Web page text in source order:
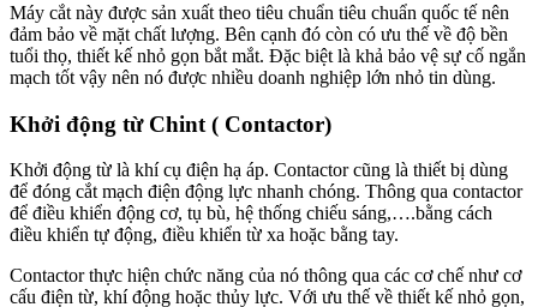
Máy cắt này được sản xuất theo tiêu chuẩn tiêu chuẩn quốc tế nên
đảm bảo về mặt chất lượng. Bên cạnh đó còn có ưu thế về độ bền
tuổi thọ, thiết kế nhỏ gọn bắt mắt. Đặc biệt là khả bảo vệ sự cố ngắn
mạch tốt vậy nên nó được nhiều doanh nghiệp lớn nhỏ tin dùng.
Khởi động từ Chint ( Contactor)
Khởi động từ là khí cụ điện hạ áp. Contactor cũng là thiết bị dùng
để đóng cắt mạch điện động lực nhanh chóng. Thông qua contactor
để điều khiển động cơ, tụ bù, hệ thống chiếu sáng,….bằng cách
điều khiển tự động, điều khiển từ xa hoặc bằng tay.
Contactor thực hiện chức năng của nó thông qua các cơ chế như cơ
cấu điện từ, khí động hoặc thủy lực. Với ưu thế về thiết kế nhỏ gọn,